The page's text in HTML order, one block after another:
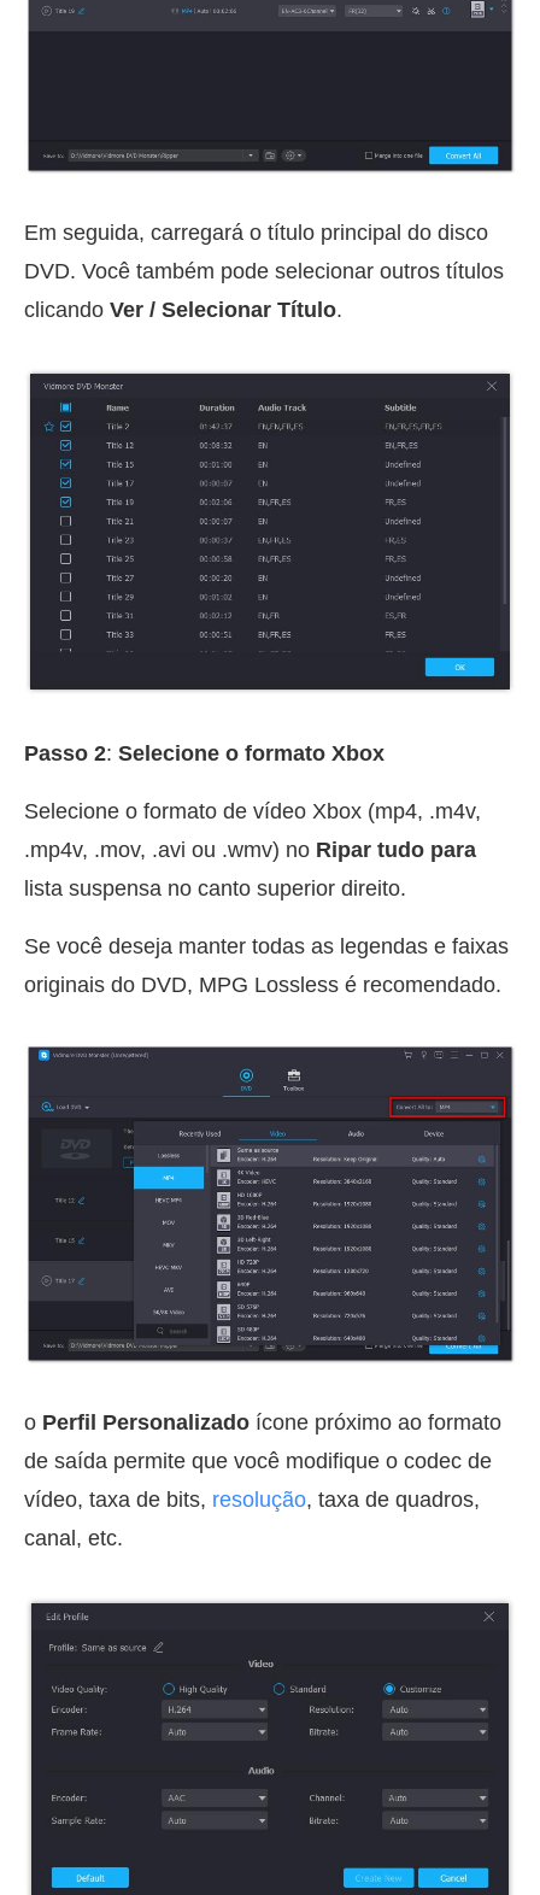
Em seguida, carregará o título principal do disco
DVD. Você também pode selecionar outros títulos
clicando Ver / Selecionar Título.
Passo 2: Selecione o formato Xbox
Selecione o formato de vídeo Xbox (mp4, .m4v,
.mp4v, .mov, .avi ou .wmv) no Ripar tudo para
lista suspensa no canto superior direito.
Se você deseja manter todas as legendas e faixas
originais do DVD, MPG Lossless é recomendado.
o Perfil Personalizado ícone próximo ao formato
de saída permite que você modifique o codec de
vídeo, taxa de bits, resolução, taxa de quadros,
canal, etc.